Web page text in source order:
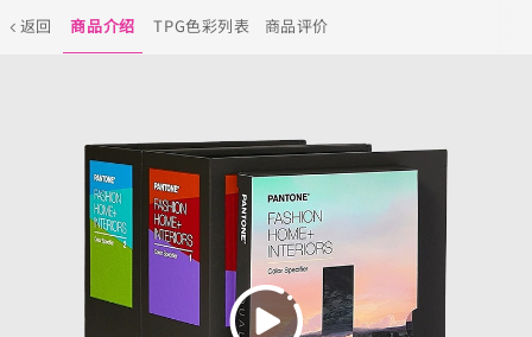
返回 商品介绍 TPG色彩列表 商品评价